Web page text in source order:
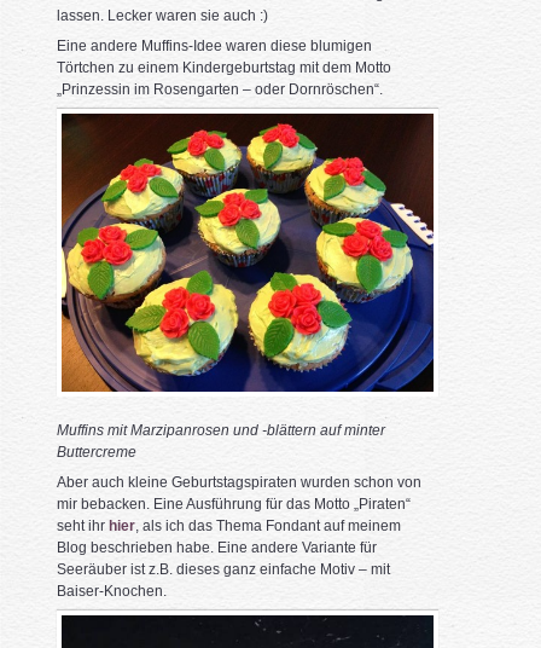
lassen. Lecker waren sie auch :)
Eine andere Muffins-Idee waren diese blumigen
Törtchen zu einem Kindergeburtstag mit dem Motto
„Prinzessin im Rosengarten – oder Dornröschen“.
Muffins mit Marzipanrosen und -blättern auf minter
Buttercreme
Aber auch kleine Geburtstagspiraten wurden schon von
mir bebacken. Eine Ausführung für das Motto „Piraten“
seht ihr hier, als ich das Thema Fondant auf meinem
Blog beschrieben habe. Eine andere Variante für
Seeräuber ist z.B. dieses ganz einfache Motiv – mit
Baiser-Knochen.